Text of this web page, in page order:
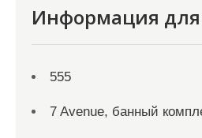
Информация для
555
7 Avenue, банный